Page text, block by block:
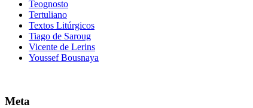
Teognosto
Tertuliano
Textos Litúrgicos
Tiago de Saroug
Vicente de Lerins
Youssef Bousnaya
Meta